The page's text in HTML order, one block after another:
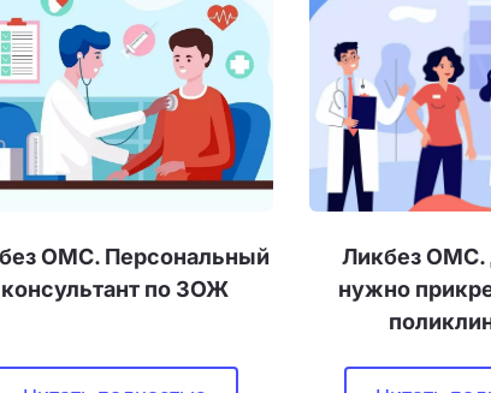
ОМС. Персональный
консультант по ЗОЖ
Ликбез ОМС.
нужно